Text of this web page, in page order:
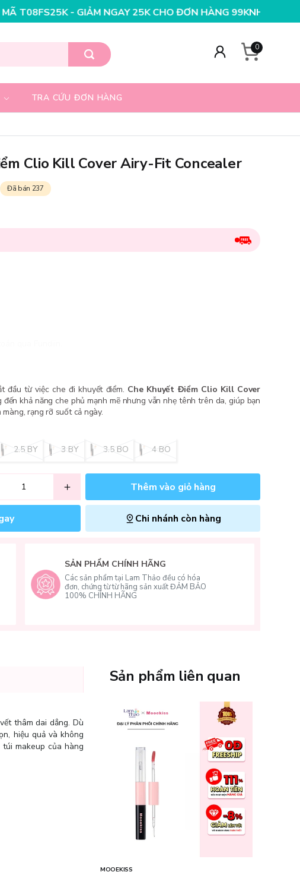
25K CHO ĐƠN HÀNG 99KNHẬP MÃ T08FS20K - GIẢM
0
TRA CỨU ĐƠN HÀNG
Clio Kill Cover Airy-Fit Concealer
Đã bán 237
đầu từ việc che đi khuyết điểm. Che Khuyết Điểm Clio Kill Cover
đến khả năng che phủ mạnh mẽ nhưng vẫn nhẹ tênh trên da, giúp bạn
rạng rỡ suốt cả ngày.
2.5 BY 3 BY 3.5 BO 4 BO
Thêm vào giỏ hàng
Chi nhánh còn hàng
SẢN PHẨM CHÍNH HÃNG
Các sản phẩm tại Lam Thảo đều có hóa
đơn, chứng từ từ hãng sản xuất ĐẢM BẢO
100% CHÍNH HÃNG
thâm dai dẳng. Dù
hiệu quả và không
makeup của hàng
Sản phẩm liên quan
MOOEKISS